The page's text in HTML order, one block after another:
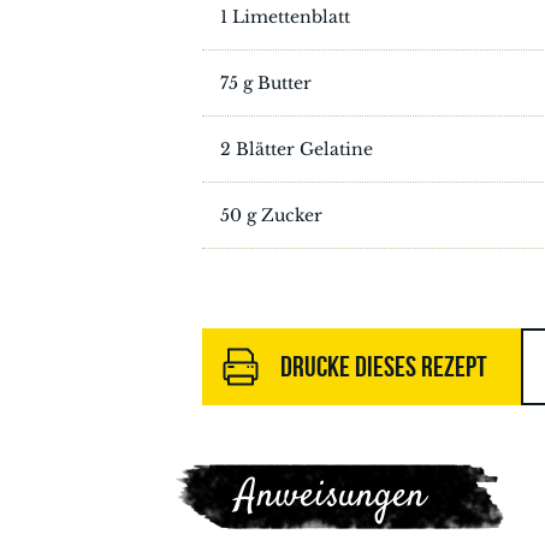
1 Limettenblatt
75 g Butter
2 Blätter Gelatine
50 g Zucker
DRUCKE DIESES REZEPT
Anweisungen